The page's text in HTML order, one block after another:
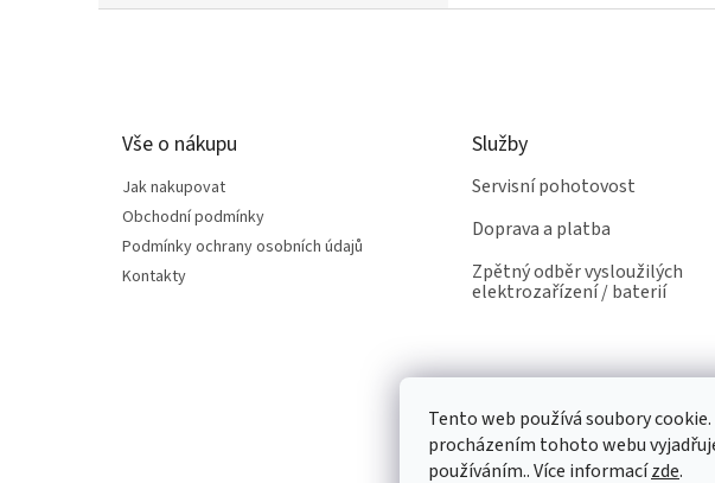
Tento web používá soubory
procházením tohoto webu
používáním.. Více informacízde.
Vše o nákupu
Jak nakupovat
Obchodní podmínky
Podmínky ochrany osobních údajů
Kontakty
Služby
Servisní pohotovost
Doprava a platba
Zpětný odběr vysloužilých
elektrozařízení / baterií